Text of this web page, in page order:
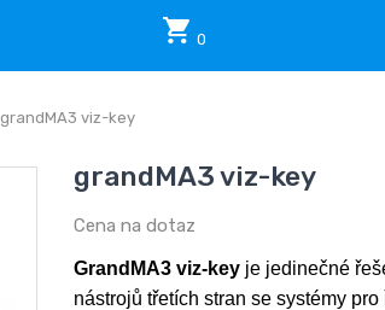
0
grandMA3 viz-key
grandMA3 viz-key
Cena na dotaz
GrandMA3 viz-key je jedinečné
nástrojů třetích stran se systémy